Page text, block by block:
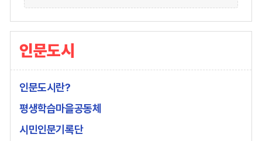
인문도시
인문도시란?
평생학습마을공동체
시민인문기록단